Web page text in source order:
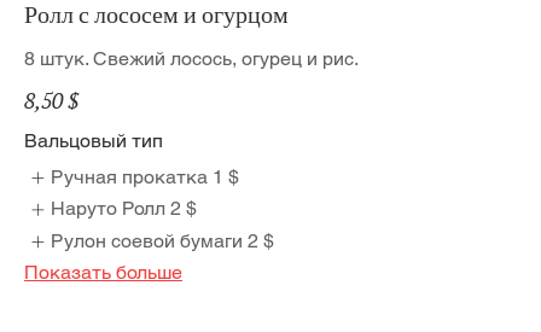
Ролл с лососем и огурцом
8 штук. Свежий лосось, огурец и рис.
8,50 $
Вальцовый тип
Ручная прокатка 1 $
Наруто Ролл 2 $
Рулон соевой бумаги 2 $
Показать больше